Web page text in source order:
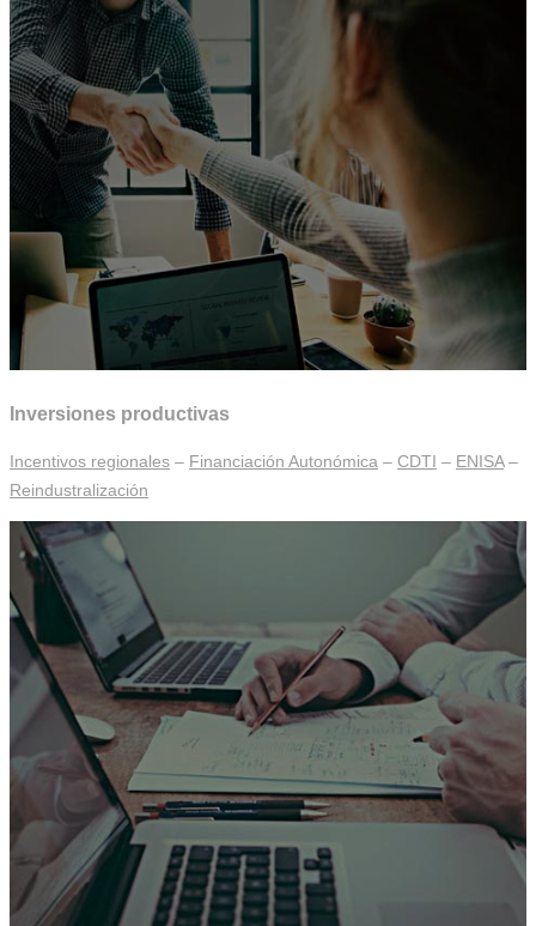
Inversiones productivas
Incentivos regionales – Financiación Autonómica – CDTI – ENISA–
Reindustralización